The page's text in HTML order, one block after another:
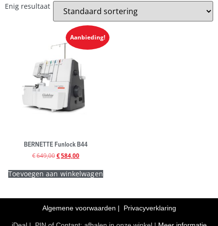
Enig resultaat
Aanbieding!
BERNETTE Funlock B44
€649,00€584,00
Toevoegen aan winkelwagen
Algemene voorwaarden | Privacyverklaring